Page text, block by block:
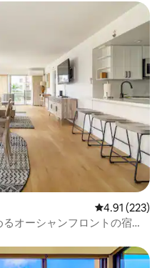
レビュー223
4.91 (223)
オーシャンフロントの宿泊